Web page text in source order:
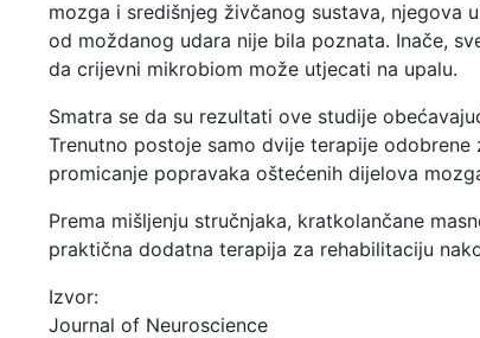
mozga i središnjeg živčanog sustava, njegova
od moždanog udara nije bila poznata. Inače,
da crijevni mikrobiom može utjecati na upalu.
Smatra se da su rezultati ove studije
Trenutno postoje samo dvije terapije
promicanje popravaka oštećenih dijelova
Prema mišljenju stručnjaka, kratkolančane
praktična dodatna terapija za rehabilitaciju
Izvor:
Journal of Neuroscience